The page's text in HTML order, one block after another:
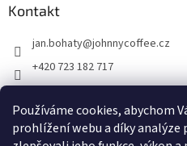
Používáme cookies, abychom
prohlížení webu a díky analýze
Kontakt
jan.bohaty@johnnycoffee.cz
+420 723 182 717
Johnny Coffee
prazirna_johnny_coffee/